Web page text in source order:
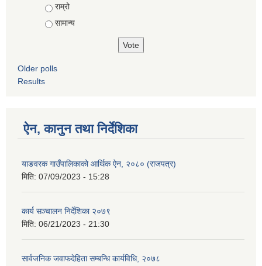
राम्रो
सामान्य
Older polls
Results
ऐन, कानुन तथा निर्देशिका
याङवरक गाउँपालिकाको आर्थिक ऐन, २०८० (राजपत्र)
मिति: 07/09/2023 - 15:28
कार्य सञ्चालन निर्देशिका २०७९
मिति: 06/21/2023 - 21:30
सार्वजनिक जवाफदेहिता सम्बन्धि कार्यविधि, २०७८